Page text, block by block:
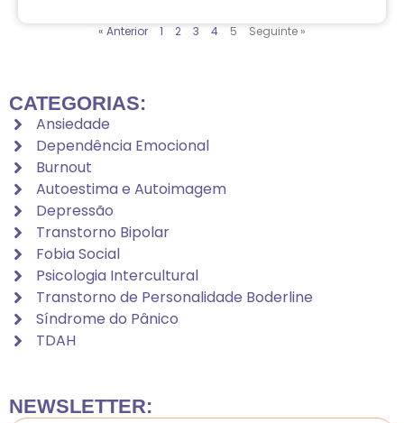
« Anterior 1 2 3 4 5 Seguinte »
CATEGORIAS:
Ansiedade
Dependência Emocional
Burnout
Autoestima e Autoimagem
Depressão
Transtorno Bipolar
Fobia Social
Psicologia Intercultural
Transtorno de Personalidade Boderline
Síndrome do Pânico
TDAH
NEWSLETTER: